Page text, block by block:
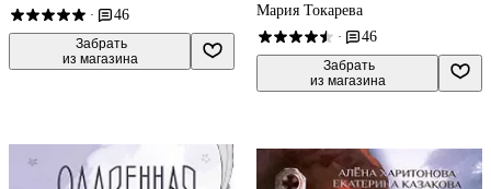
· 46
Забрать
из магазина
Мария Токарева
· 46
Забрать
из магазина